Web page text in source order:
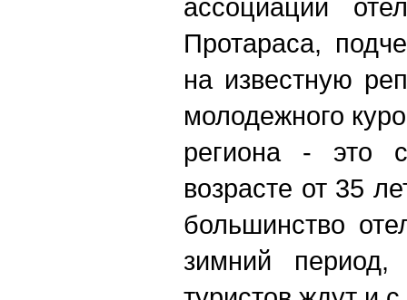
ассоциации
Протараса,
на известную
молодежного
региона - это
возрасте от 35
большинство
зимний период,